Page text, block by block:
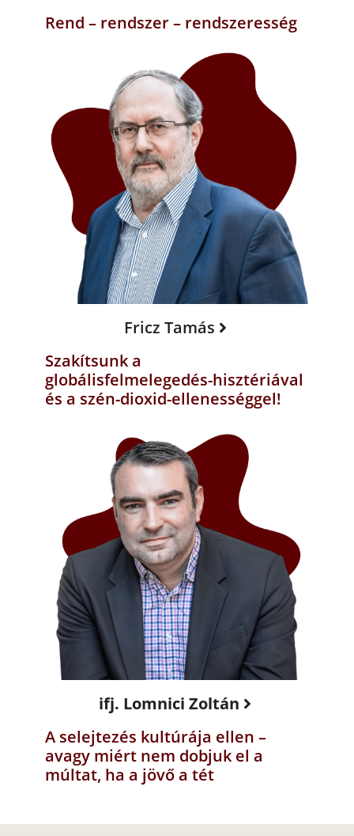
Rend – rendszer – rendszeresség
Fricz Tamás
Szakítsunk a
globálisfelmelegedés-hisztériával
és a szén-dioxid-ellenességgel!
ifj. Lomnici Zoltán
A selejtezés kultúrája ellen –
avagy miért nem dobjuk el a
múltat, ha a jövő a tét